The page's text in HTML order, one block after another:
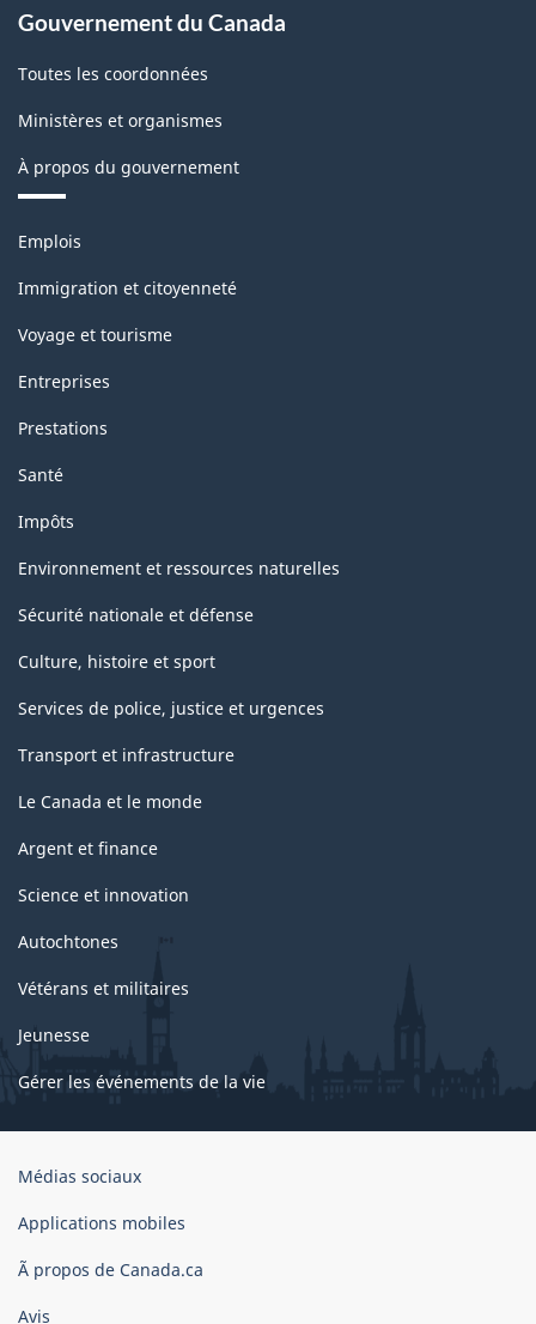
Gouvernement du Canada
Toutes les coordonnées
Ministères et organismes
À propos du gouvernement
Thèmes
sujets
Emplois
Immigration et citoyenneté
Voyage et tourisme
Entreprises
Prestations
Santé
Impôts
Environnement et ressources naturelles
Sécurité nationale et défense
Culture, histoire et sport
Services de police, justice et urgences
Transport et infrastructure
Le Canada et le monde
Argent et finance
Science et innovation
Autochtones
Vétérans et militaires
Jeunesse
Gérer les événements de la vie
Organisation
gouvernement
Canada
Médias sociaux
Applications mobiles
Ã propos de Canada.ca
Avis